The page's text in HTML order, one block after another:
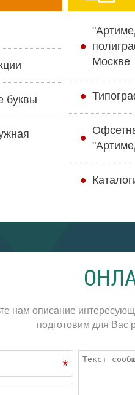
буквы
Москве
нам описание
подготовим для Вас
*